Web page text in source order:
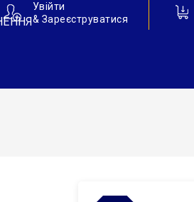
Увійти
& Зареєструватися